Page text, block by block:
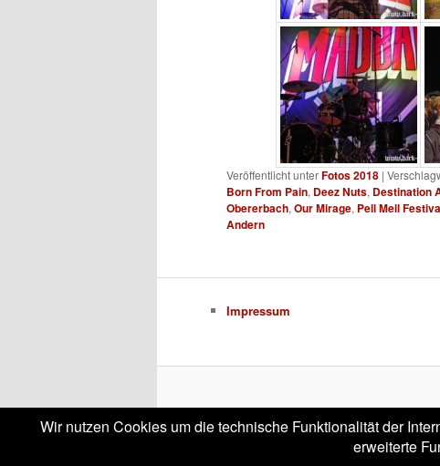
Veröffentlicht unterFotos 2018 |
Born From Pain, Deez Nuts, Destination
Obererbach,Our Mirage, Pell Mell
Andern
Impressum